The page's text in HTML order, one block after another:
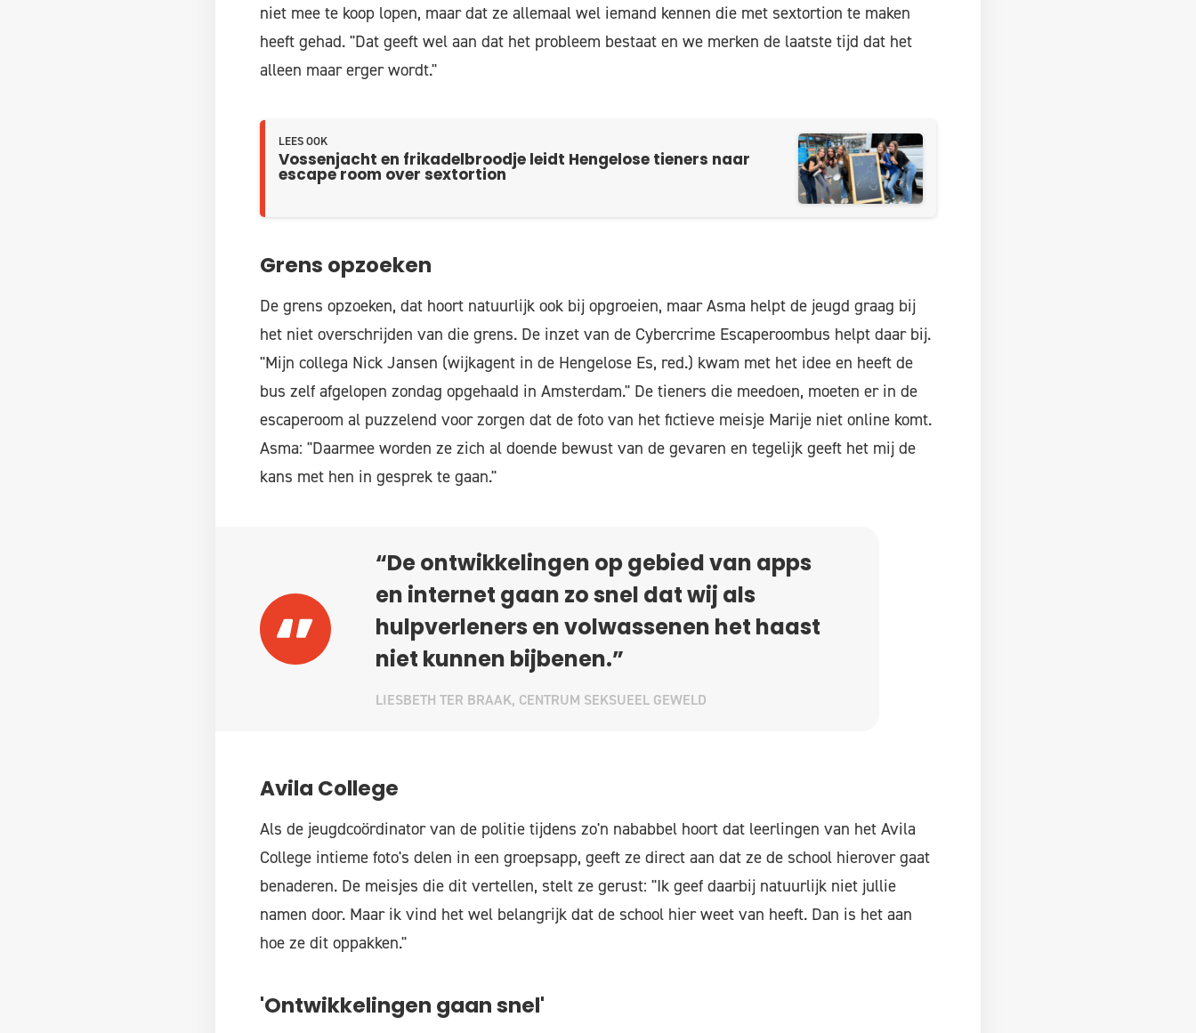
niet mee te koop lopen, maar dat ze allemaal wel iemand kennen die met sextortion te maken
heeft gehad. "Dat geeft wel aan dat het probleem bestaat en we merken de laatste tijd dat het
alleen maar erger wordt."
LEES OOK
Vossenjacht en frikadelbroodje leidt Hengelose tieners naar
escape room over sextortion
Grens opzoeken
De grens opzoeken, dat hoort natuurlijk ook bij opgroeien, maar Asma helpt de jeugd graag bij
het niet overschrijden van die grens. De inzet van de Cybercrime Escaperoombus helpt daar bij.
"Mijn collega Nick Jansen (wijkagent in de Hengelose Es, red.) kwam met het idee en heeft de
bus zelf afgelopen zondag opgehaald in Amsterdam." De tieners die meedoen, moeten er in de
escaperoom al puzzelend voor zorgen dat de foto van het fictieve meisje Marije niet online komt.
Asma: "Daarmee worden ze zich al doende bewust van de gevaren en tegelijk geeft het mij de
kans met hen in gesprek te gaan."
“De ontwikkelingen op gebied van apps
en internet gaan zo snel dat wij als
hulpverleners en volwassenen het haast
niet kunnen bijbenen.”
LIESBETH TER BRAAK, CENTRUM SEKSUEEL GEWELD
Avila College
Als de jeugdcoördinator van de politie tijdens zo'n nababbel hoort dat leerlingen van het Avila
College intieme foto's delen in een groepsapp, geeft ze direct aan dat ze de school hierover gaat
benaderen. De meisjes die dit vertellen, stelt ze gerust: "Ik geef daarbij natuurlijk niet jullie
namen door. Maar ik vind het wel belangrijk dat de school hier weet van heeft. Dan is het aan
hoe ze dit oppakken."
'Ontwikkelingen gaan snel'